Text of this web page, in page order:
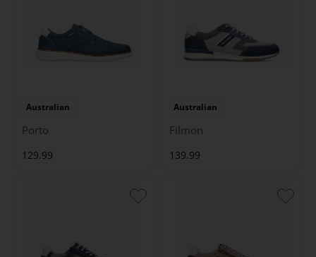
Australian
Porto
129.99
Australian
Filmon
139.99